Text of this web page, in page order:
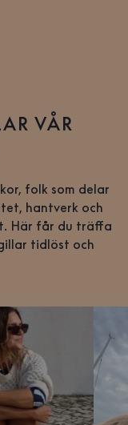
VÅR
folk som delar
hantverk och
Här får du träffa
tidlöst och